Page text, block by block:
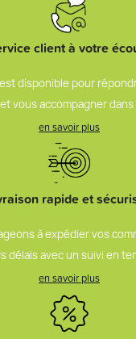
client à votre
disponible pour
vous accompagner dans
en savoir plus
rapide et
à expédier vos
délais avec un suivi en
en savoir plus